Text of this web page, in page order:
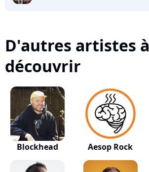
D'autres artistes à
découvrir
Blockhead Aesop Rock